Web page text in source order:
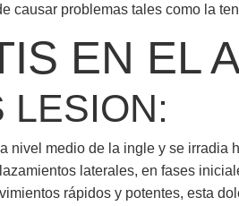
causar problemas tales como la
EN EL
LESION:
nivel medio de la ingle y se irradia
laterales, en fases
rápidos y potentes, esta